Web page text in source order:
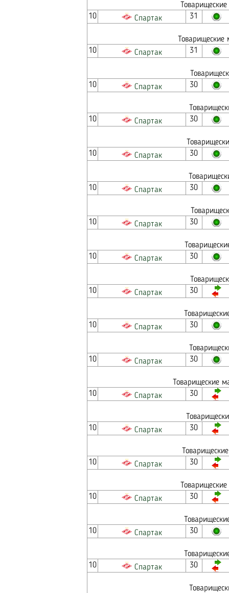
10
Спартак 31
10
Спартак 31
10
Спартак 30
10
Спартак 30
10
Спартак 30
10
Спартак 30
10
Спартак 30
10
Спартак 30
10
Спартак 30
10
Спартак 30
10
Спартак 30
Товарищеские
10
Спартак 30
10
Спартак 30
10
Спартак 30
10
Спартак 30
10
Спартак 30
10
Спартак 30